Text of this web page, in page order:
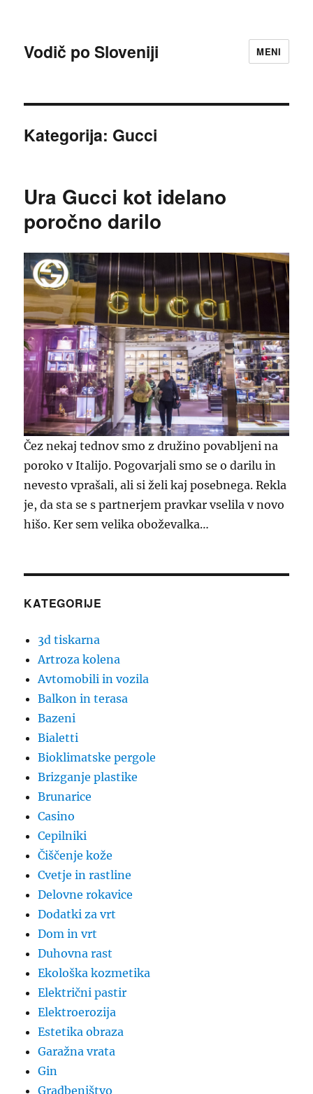
Vodič po Sloveniji MENI
Kategorija: Gucci
Ura Gucci kot idelano
poročno darilo
Čez nekaj tednov smo z družino povabljeni na
poroko v Italijo. Pogovarjali smo se o darilu in
nevesto vprašali, ali si želi kaj posebnega. Rekla
je, da sta se s partnerjem pravkar vselila v novo
hišo. Ker sem velika oboževalka…
KATEGORIJE
3d tiskarna
Artroza kolena
Avtomobili in vozila
Balkon in terasa
Bazeni
Bialetti
Bioklimatske pergole
Brizganje plastike
Brunarice
Casino
Cepilniki
Čiščenje kože
Cvetje in rastline
Delovne rokavice
Dodatki za vrt
Dom in vrt
Duhovna rast
Ekološka kozmetika
Električni pastir
Elektroerozija
Estetika obraza
Garažna vrata
Gin
Gradbeništvo